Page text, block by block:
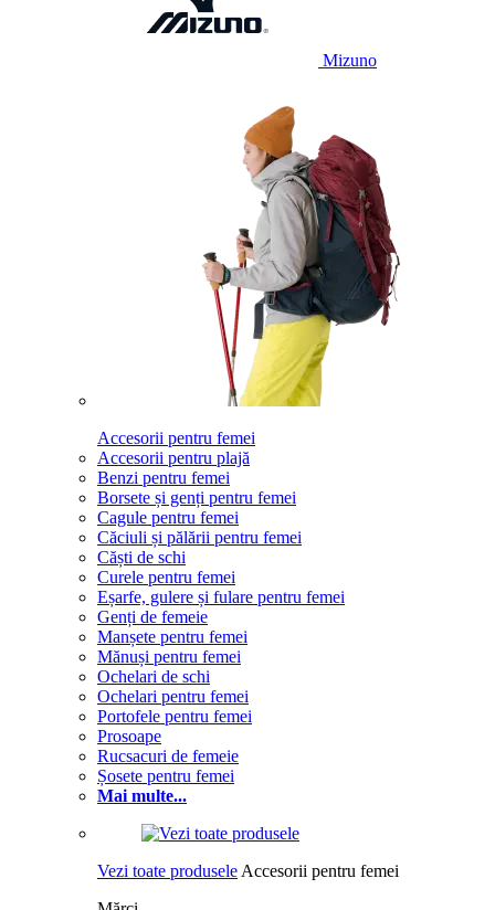
Mizuno
Accesorii pentru femei
Accesorii pentru plajă
Benzi pentru femei
Borsete și genți pentru femei
Cagule pentru femei
Căciuli și pălării pentru femei
Căști de schi
Curele pentru femei
Eșarfe, gulere și fulare pentru femei
Genți de femeie
Manșete pentru femei
Mănuși pentru femei
Ochelari de schi
Ochelari pentru femei
Portofele pentru femei
Prosoape
Rucsacuri de femeie
Șosete pentru femei
Mai multe...
Vezi toate produsele Accesorii pentru femei